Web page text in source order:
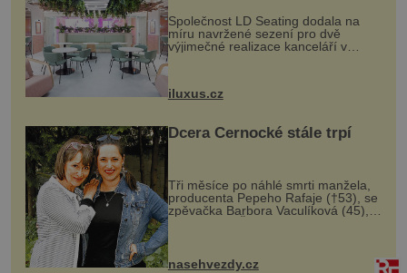
Společnost LD Seating dodala na
míru navržené sezení pro dvě
výjimečné realizace kanceláří v
areálu MediaCityUK v anglickém
budov Media...
iluxus.cz
Dcera Černocké stále trpí
Tři měsíce po náhlé smrti manžela,
producenta Pepeho Rafaje (†53), se
zpěvačka Barbora Vaculíková (45),
dcera Petry Černocké (75), poprvé
ozvala veřejnosti. Na sociální síti
sdílela, že se snaží fung...
nasehvezdy.cz